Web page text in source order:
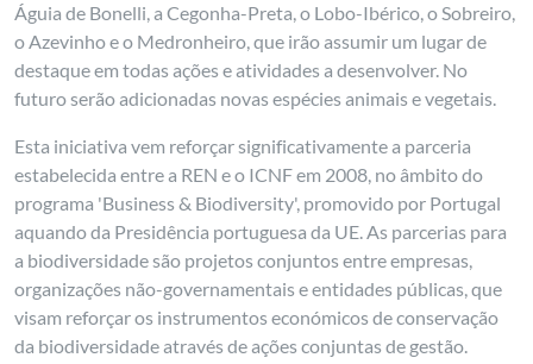
Águia de Bonelli, a Cegonha-Preta, o Lobo-Ibérico, o Sobreiro,
o Azevinho e o Medronheiro, que irão assumir um lugar de
destaque em todas ações e atividades a desenvolver. No
futuro serão adicionadas novas espécies animais e vegetais.
Esta iniciativa vem reforçar significativamente a parceria
estabelecida entre a REN e o ICNF em 2008, no âmbito do
programa 'Business & Biodiversity', promovido por Portugal
aquando da Presidência portuguesa da UE. As parcerias para
a biodiversidade são projetos conjuntos entre empresas,
organizações não-governamentais e entidades públicas, que
visam reforçar os instrumentos económicos de conservação
da biodiversidade através de ações conjuntas de gestão.